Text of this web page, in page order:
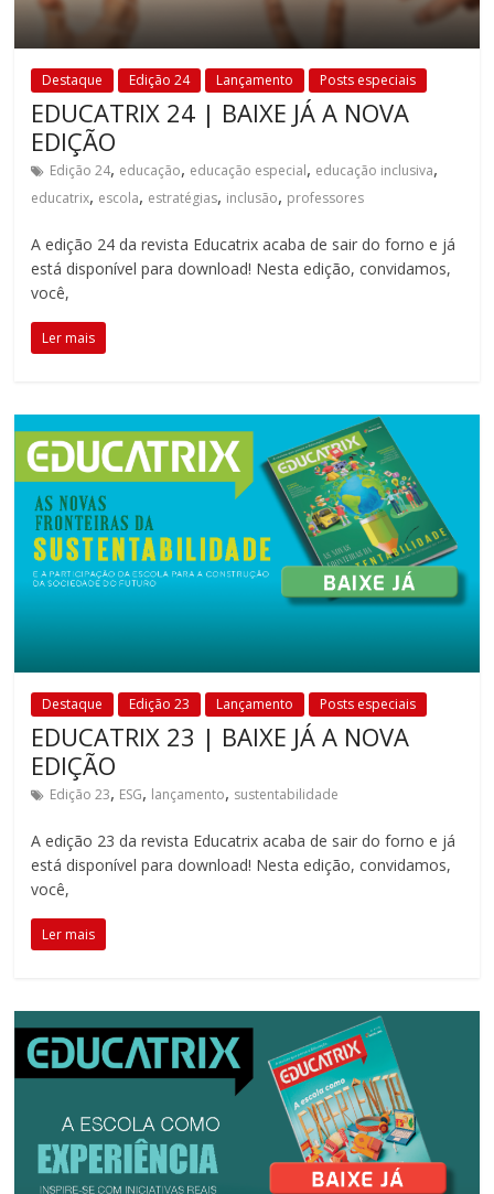
Destaque Edição 24 Lançamento Posts especiais
EDUCATRIX 24 | BAIXE JÁ A NOVA
EDIÇÃO
Edição 24, educação, educação especial, educação inclusiva,
educatrix, escola, estratégias, inclusão, professores
A edição 24 da revista Educatrix acaba de sair do forno e já
está disponível para download! Nesta edição, convidamos,
você,
Ler mais
Destaque Edição 23 Lançamento Posts especiais
EDUCATRIX 23 | BAIXE JÁ A NOVA
EDIÇÃO
Edição 23, ESG, lançamento, sustentabilidade
A edição 23 da revista Educatrix acaba de sair do forno e já
está disponível para download! Nesta edição, convidamos,
você,
Ler mais